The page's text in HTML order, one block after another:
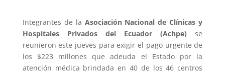
Integrantes de la Asociación Nacional de Clínicas y
Hospitales Privados del Ecuador (Achpe) se
reunieron este jueves para exigir el pago urgente de
los $223 millones que adeuda el Estado por la
atención médica brindada en 40 de los 46 centros